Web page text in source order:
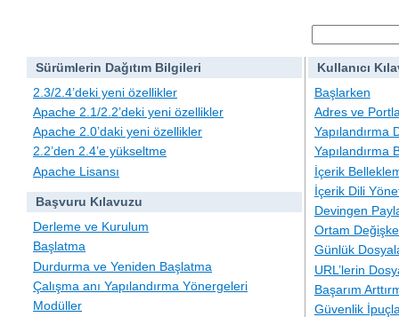
Sürümlerin Dağıtım Bilgileri
2.3/2.4’deki yeni özellikler
Apache 2.1/2.2’deki yeni özellikler
Apache 2.0’daki yeni özellikler
2.2’den 2.4’e yükseltme
Apache Lisansı
Başvuru Kılavuzu
Derleme ve Kurulum
Başlatma
Durdurma ve Yeniden Başlatma
Çalışma anı Yapılandırma Yönergeleri
Modüller
Kullanıcı
Başlarken
Adres ve
Yapılandırma
Yapılandırma
İçerik
İçerik Dili
Devingen
Ortam
Günlük
URL’lerin
Başarım
Güvenlik